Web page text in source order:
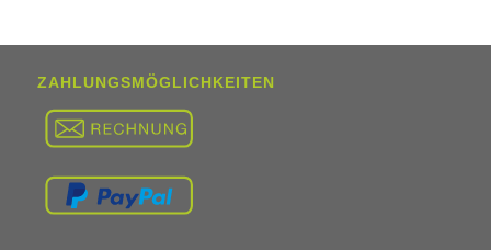
ZAHLUNGSMÖGLICHKEITEN